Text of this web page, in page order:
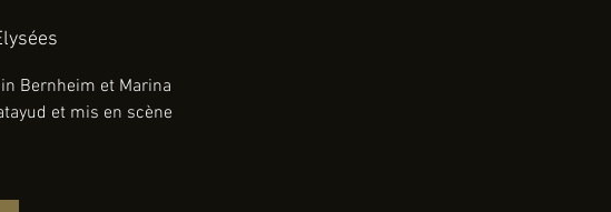
Bernheim et Marina
et mis en scène